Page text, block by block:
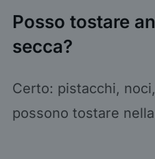
Posso tostare
secca?
Certo: pistacchi,
possono tostare nella